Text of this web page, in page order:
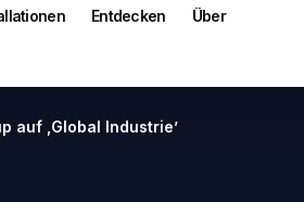
Entdecken Über
auf ‚Global Industrie’